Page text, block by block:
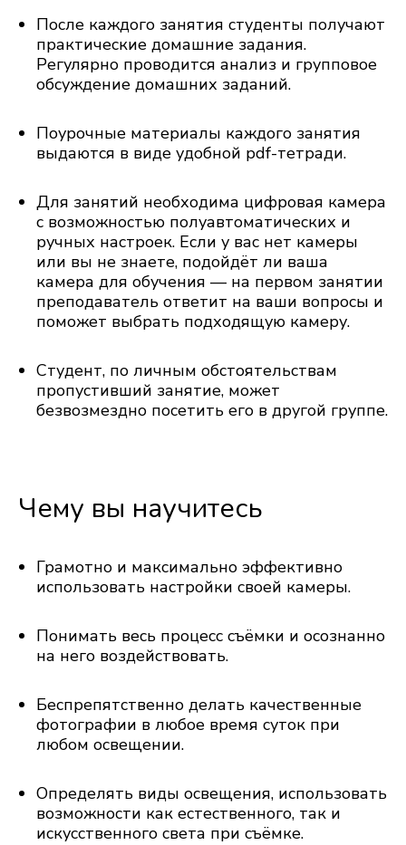
После каждого занятия студенты получают
практические домашние задания.
Регулярно проводится анализ и групповое
обсуждение домашних заданий.
Поурочные материалы каждого занятия
выдаются в виде удобной pdf-тетради.
Для занятий необходима цифровая камера
с возможностью полуавтоматических и
ручных настроек. Если у вас нет камеры
или вы не знаете, подойдёт ли ваша
камера для обучения — на первом занятии
преподаватель ответит на ваши вопросы и
поможет выбрать подходящую камеру.
Студент, по личным обстоятельствам
пропустивший занятие, может
безвозмездно посетить его в другой группе.
Чему вы научитесь
Грамотно и максимально эффективно
использовать настройки своей камеры.
Понимать весь процесс съёмки и осознанно
на него воздействовать.
Беспрепятственно делать качественные
фотографии в любое время суток при
любом освещении.
Определять виды освещения, использовать
возможности как естественного, так и
искусственного света при съёмке.